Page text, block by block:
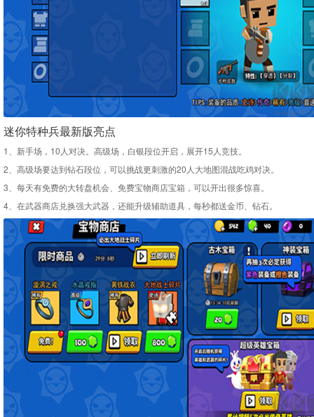
迷你特种兵最新版亮点
1、新手场，10人对决。高级场，白银段位开启，展开15人竞技。
2、高级场要达到钻石段位，可以挑战更刺激的20人大地图混战吃鸡对决。
3、每天有免费的大转盘机会、免费宝物商店宝箱，可以开出很多惊喜。
4、在武器商店兑换强大武器，还能升级辅助道具，每秒都送金币、钻石。